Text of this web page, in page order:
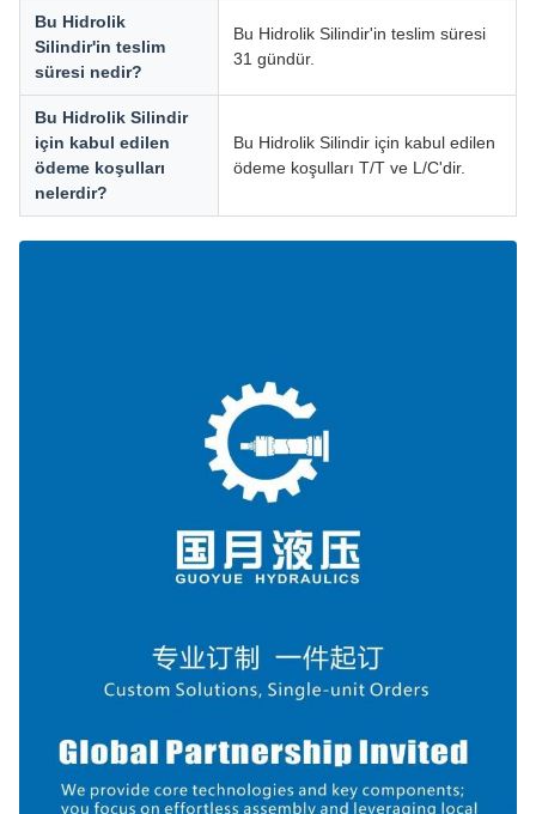
Bu Hidrolik
Silindir'in teslim
süresi nedir?
Bu Hidrolik Silindir'in teslim süresi
31 gündür.
Bu Hidrolik Silindir
için kabul edilen
ödeme koşulları
nelerdir?
Bu Hidrolik Silindir için kabul edilen
ödeme koşulları T/T ve L/C'dir.